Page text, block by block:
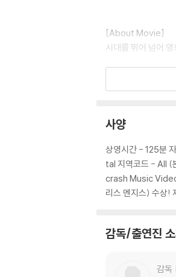
[About Movie]
시대를 뛰어 넘어
1750년 경, 파라과
가 무엇인가를 심
정적인 아름다움이
성품과 인간형이 서
투칼의 영토 분쟁
의해, 악명높은 노
화주의도 능동적인
사양
상영시간 - 125분
tal 지역코드 - All
crash Music Video
리스 멘지스) 수상!
감독/출연진
감독